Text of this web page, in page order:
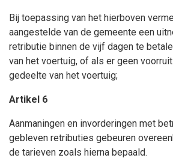
Bij toepassing van het hierboven
aangestelde van de gemeente een
retributie binnen de vijf dagen te
van het voertuig, of als er geen
gedeelte van het voertuig;
Artikel 6
Aanmaningen en invorderingen met
gebleven retributies gebeuren
de tarieven zoals hierna bepaald.